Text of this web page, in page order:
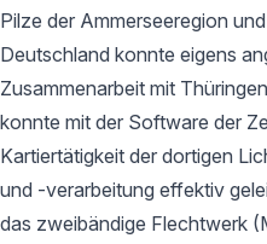
Pilze der Ammerseeregion
Deutschland konnte eigens
Zusammenarbeit mit
konnte mit der Software der
Kartiertätigkeit der dortigen
und -verarbeitung effektiv
das zweibändige Flechtwerk